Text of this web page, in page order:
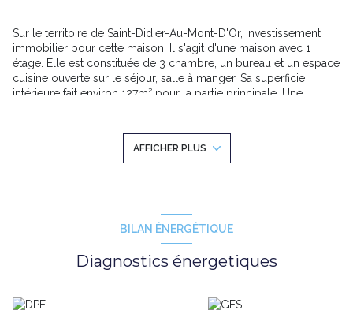
Sur le territoire de Saint-Didier-Au-Mont-D'Or, investissement
immobilier pour cette maison. Il s'agit d'une maison avec 1
étage. Elle est constituée de 3 chambre, un bureau et un espace
cuisine ouverte sur le séjour, salle à manger. Sa superficie
intérieure fait environ 127m² pour la partie principale. Une
l'habitation vous offre un jardin. La parcelle de 260m² vous fait
profiter du soleil toute l'année. Le prix est fixé à 491 500 € pour
AFFICHER PLUS
BILAN ÉNERGÉTIQUE
Diagnostics énergetiques